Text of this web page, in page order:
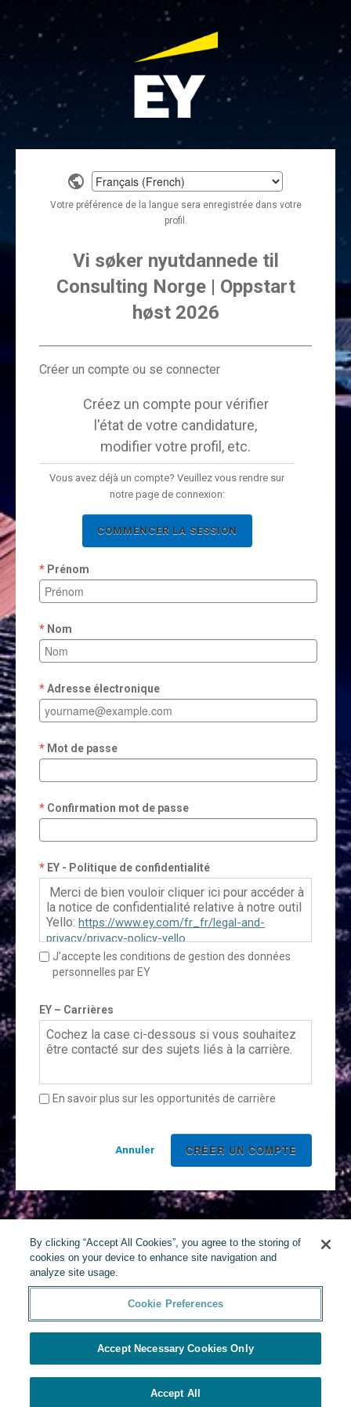
Select
a
language
Votre préférence de la langue sera enregistrée dans votre
profil.
Vi søker nyutdannede til
Consulting Norge | Oppstart
høst 2026
Créer un compte ou se connecter
Créez un compte pour vérifier
l'état de votre candidature,
modifier votre profil, etc.
Vous avez déjà un compte? Veuillez vous rendre sur
notre page de connexion:
COMMENCER LA SESSION
Prénom
Nom
Adresse électronique
Mot de passe
Confirmation mot de passe
EY - Politique de confidentialité
Merci de bien vouloir cliquer ici pour accéder à
la notice de confidentialité relative à notre outil
Yello: https://www.ey.com/fr_fr/legal-and-
privacy/privacy-policy-yello
privacy/privacy-policy-yello
J’accepte les conditions de gestion des données
personnelles par EY
EY – Carrières
Cochez la case ci-dessous si vous souhaitez
être contacté sur des sujets liés à la carrière.
En savoir plus sur les opportunités de carrière
Annuler
By clicking “Accept All Cookies”, you agree to the storing of
cookies on your device to enhance site navigation and
analyze site usage.
Cookie Preferences
Accept Necessary Cookies Only
Accept All